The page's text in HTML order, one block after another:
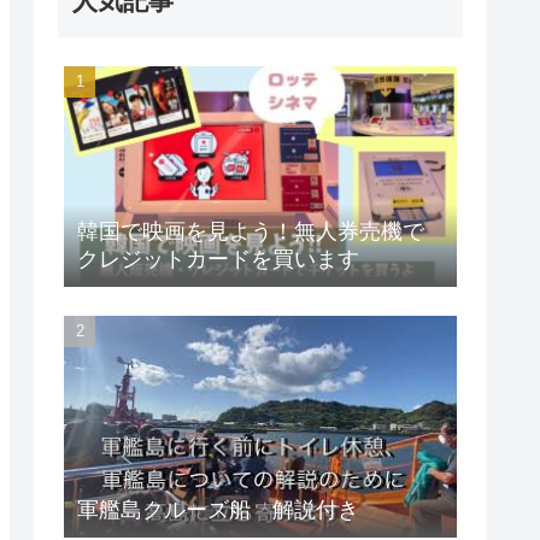
韓国で映画を見よう！無人券売機で
クレジットカードを買います
軍艦島クルーズ船 解説付き